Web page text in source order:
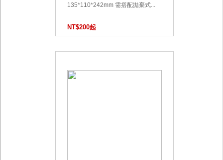
135*110*242mm 需搭配拋棄式...
NT$200起